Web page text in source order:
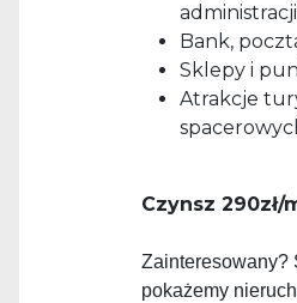
Bank,
Sklepy i
Atrakcje
Czynsz 290zł/
Zainteresowany?
pokażemy